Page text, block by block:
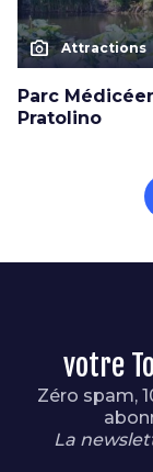
photo_camera Attractions
Parc
Pratolino
votre
Zéro spam,
La